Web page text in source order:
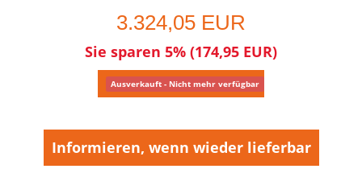
3.324,05 EUR
Sie sparen 5% (174,95 EUR)
Ausverkauft - Nicht mehr verfügbar
Informieren, wenn wieder lieferbar